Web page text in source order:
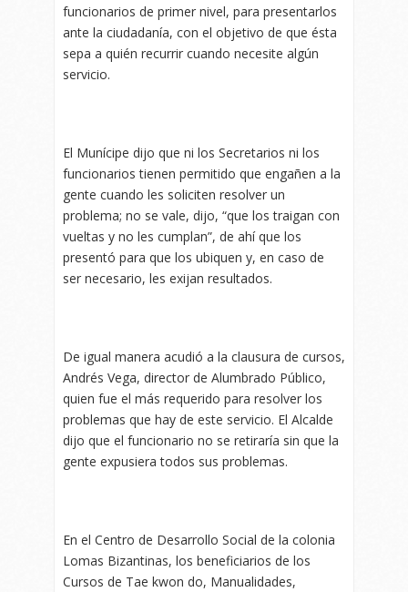
funcionarios de primer nivel, para presentarlos
ante la ciudadanía, con el objetivo de que ésta
sepa a quién recurrir cuando necesite algún
servicio.
El Munícipe dijo que ni los Secretarios ni los
funcionarios tienen permitido que engañen a la
gente cuando les soliciten resolver un
problema; no se vale, dijo, “que los traigan con
vueltas y no les cumplan”, de ahí que los
presentó para que los ubiquen y, en caso de
ser necesario, les exijan resultados.
De igual manera acudió a la clausura de cursos,
Andrés Vega, director de Alumbrado Público,
quien fue el más requerido para resolver los
problemas que hay de este servicio. El Alcalde
dijo que el funcionario no se retiraría sin que la
gente expusiera todos sus problemas.
En el Centro de Desarrollo Social de la colonia
Lomas Bizantinas, los beneficiarios de los
Cursos de Tae kwon do, Manualidades,